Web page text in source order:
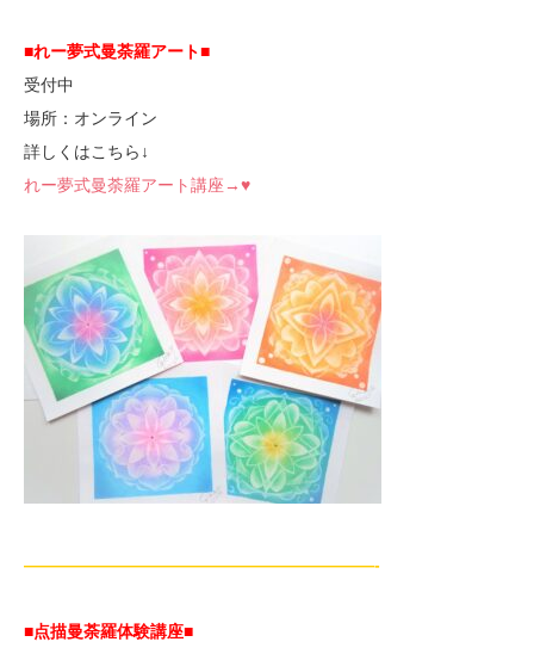
■れー夢式曼荼羅アート■
受付中
場所：オンライン
詳しくはこちら↓
れー夢式曼荼羅アート講座→♥
—————————————————————-
■点描曼荼羅体験講座■